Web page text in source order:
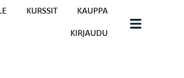
KURSSIT
KAUPPA
KIRJAUDU